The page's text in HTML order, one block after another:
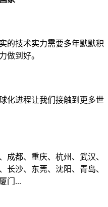
的技术实力需要多年默默积
做到好。
化进程让我们接触到更多世
成都、重庆、杭州、武汉、
长沙、东莞、沈阳、青岛、
门...